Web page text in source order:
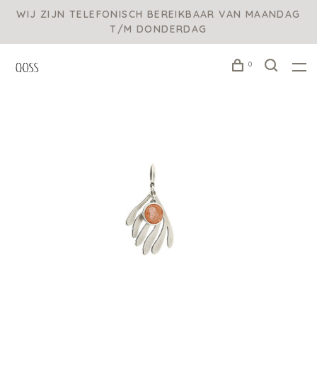
WIJ ZIJN TELEFONISCH BEREIKBAAR VAN MAANDAG
T/M DONDERDAG
0